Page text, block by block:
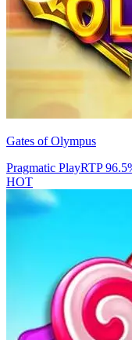
Gates of Olympus
Pragmatic PlayRTP96.5
HOT